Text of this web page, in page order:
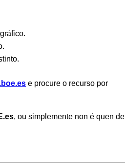
e procure o recurso por
, ou simplemente non é quen de